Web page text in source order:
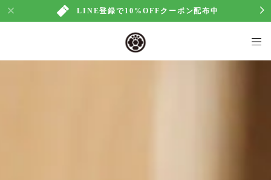
LINE登録で10%OFFクーポン配布中